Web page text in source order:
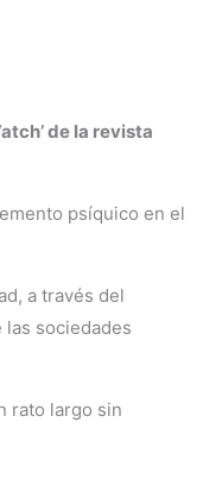
de la revista
psíquico en el
a través del
sociedades
rato largo sin